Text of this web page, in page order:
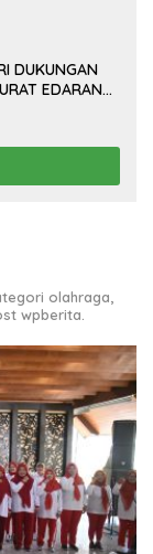
DUKUNGAN
EDARAN
olahraga,
wpberita.